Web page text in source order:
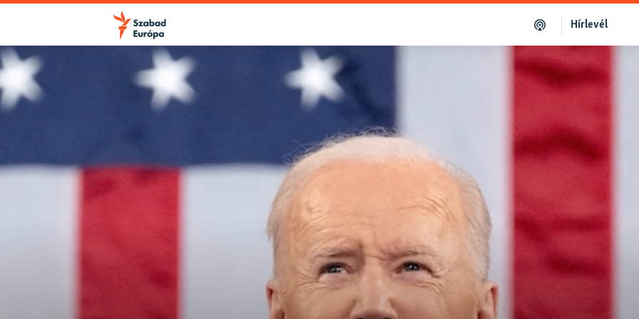
Hírlevél
Apple Podcasts